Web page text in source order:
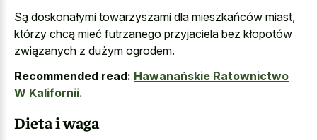
Są doskonałymi towarzyszami dla mieszkańców miast,
którzy chcą mieć futrzanego przyjaciela bez kłopotów
związanych z dużym ogrodem.
Recommended read: Hawanańskie Ratownictwo
W Kalifornii.
Dieta i waga